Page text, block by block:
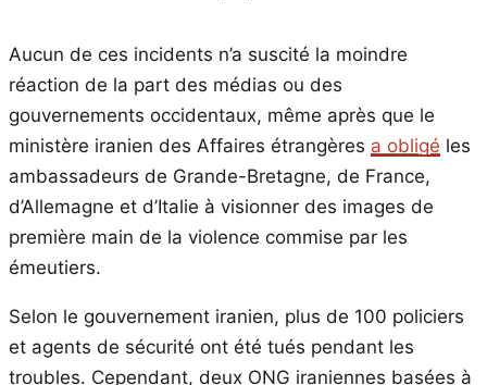
Aucun de ces incidents n’a suscité la moindre
réaction de la part des médias ou des
gouvernements occidentaux, même après que le
ministère iranien des Affaires étrangères a obligé les
ambassadeurs de Grande-Bretagne, de France,
d’Allemagne et d’Italie à visionner des images de
première main de la violence commise par les
émeutiers.
Selon le gouvernement iranien, plus de 100 policiers
et agents de sécurité ont été tués pendant les
troubles. Cependant, deux ONG iraniennes basées à